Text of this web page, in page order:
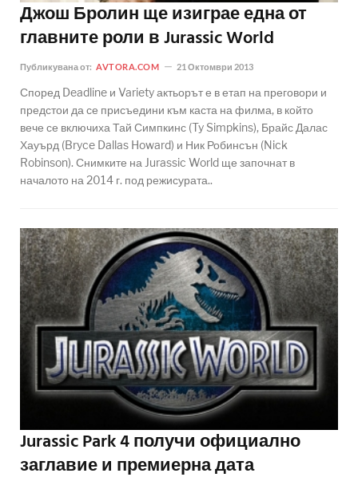
Джош Бролин ще изиграе една от
главните роли в Jurassic World
Публикувана от: AVTORA.COM 21 Октомври 2013
Според Deadline и Variety актьорът е в етап на преговори и
предстои да се присъедини към каста на филма, в който
вече се включиха Тай Симпкинс (Ty Simpkins), Брайс Далас
Хауърд (Bryce Dallas Howard) и Ник Робинсън (Nick
Robinson). Снимките на Jurassic World ще започнат в
началото на 2014 г. под режисурата..
Jurassic Park 4 получи официално
заглавие и премиерна дата